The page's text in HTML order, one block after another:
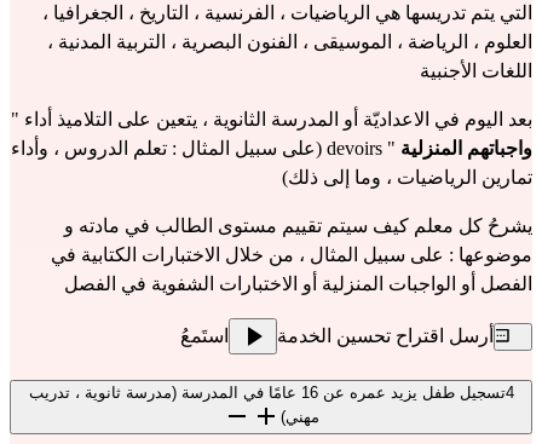
التي يتم تدريسها هي الرياضيات ، الفرنسية ، التاريخ ، الجغرافيا ،
العلوم ، الرياضة ، الموسيقى ، الفنون البصرية ، التربية المدنية ،
اللغات الأجنبية
بعد اليوم في الاعداديّة أو المدرسة الثانوية ، يتعين على التلاميذ أداء "
واجباتهم المنزلية
" devoirs (على سبيل المثال : تعلم الدروس ، وأداء
تمارين الرياضيات ، وما إلى ذلك)
يشرحُ كل معلم كيف سيتم تقييم مستوى الطالب في مادته و
موضوعها : على سبيل المثال ، من خلال الاختبارات الكتابية في
الفصل أو الواجبات المنزلية أو الاختبارات الشفوية في الفصل
أرسل اقتراح تحسين الخدمة استَمعُ
4
تسجيل طفل يزيد عمره عن 16 عامًا في المدرسة (مدرسة ثانوية ، تدريب
مهني)